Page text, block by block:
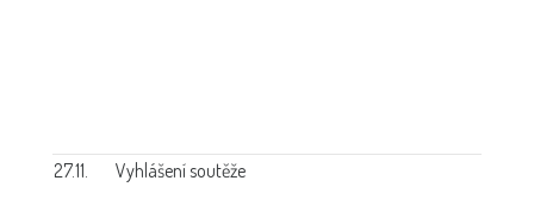
27.11. Vyhlášení soutěže